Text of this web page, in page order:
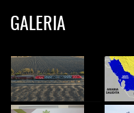
GALERIA